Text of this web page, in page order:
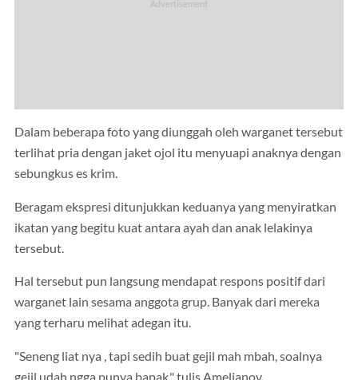
Dalam beberapa foto yang diunggah oleh warganet tersebut
terlihat pria dengan jaket ojol itu menyuapi anaknya dengan
sebungkus es krim.
Beragam ekspresi ditunjukkan keduanya yang menyiratkan
ikatan yang begitu kuat antara ayah dan anak lelakinya
tersebut.
Hal tersebut pun langsung mendapat respons positif dari
warganet lain sesama anggota grup. Banyak dari mereka
yang terharu melihat adegan itu.
"Seneng liat nya , tapi sedih buat gejil mah mbah, soalnya
gejil udah ngga punya bapak," tulis Amelianov.